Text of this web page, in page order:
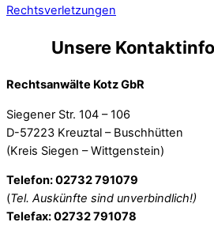
Rechtsverletzungen
Unsere
Rechtsanwälte Kotz GbR
Siegener Str. 104 – 106
D-57223 Kreuztal – Buschhütten
(Kreis Siegen – Wittgenstein)
Telefon: 02732 791079
(Tel. Auskünfte sind unverbindlich!)
Telefax: 02732 791078